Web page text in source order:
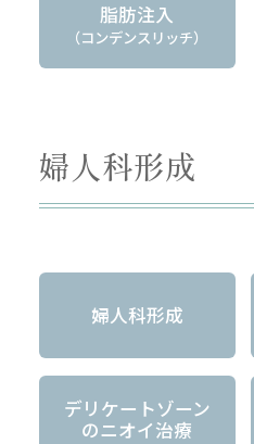
脂肪注入
（コンデンスリッチ）
婦人科形成
婦人科形成
デリケートゾーン
のニオイ治療